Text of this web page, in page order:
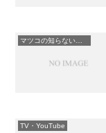
マツコの知らない世界
TV・YouTube